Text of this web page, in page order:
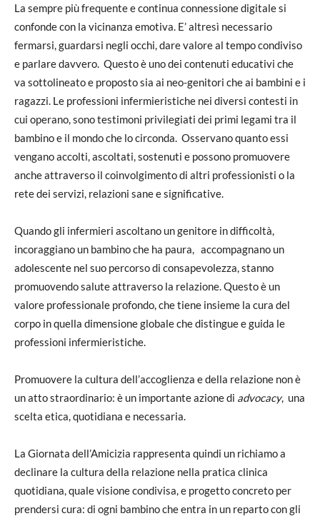
La sempre più frequente e continua connessione digitale si
confonde con la vicinanza emotiva. E’ altresì necessario
fermarsi, guardarsi negli occhi, dare valore al tempo condiviso
e parlare davvero. Questo è uno dei contenuti educativi che
va sottolineato e proposto sia ai neo-genitori che ai bambini e i
ragazzi. Le professioni infermieristiche nei diversi contesti in
cui operano, sono testimoni privilegiati dei primi legami tra il
bambino e il mondo che lo circonda. Osservano quanto essi
vengano accolti, ascoltati, sostenuti e possono promuovere
anche attraverso il coinvolgimento di altri professionisti o la
rete dei servizi, relazioni sane e significative.
Quando gli infermieri ascoltano un genitore in difficoltà,
incoraggiano un bambino che ha paura, accompagnano un
adolescente nel suo percorso di consapevolezza, stanno
promuovendo salute attraverso la relazione. Questo è un
valore professionale profondo, che tiene insieme la cura del
corpo in quella dimensione globale che distingue e guida le
professioni infermieristiche.
Promuovere la cultura dell’accoglienza e della relazione non è
un atto straordinario: è un importante azione di advocacy, una
scelta etica, quotidiana e necessaria.
La Giornata dell’Amicizia rappresenta quindi un richiamo a
declinare la cultura della relazione nella pratica clinica
quotidiana, quale visione condivisa, e progetto concreto per
prendersi cura: di ogni bambino che entra in un reparto con gli